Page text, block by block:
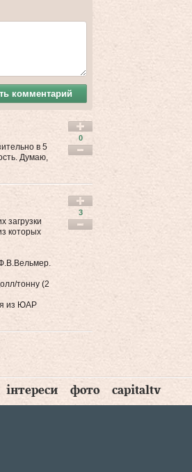
комментарий
в 5
Думаю,
0
загрузки
которых
тонну (2
из ЮАР
3
інтереси фото capitaltv